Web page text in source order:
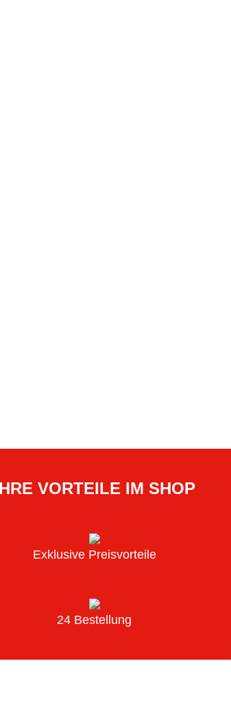
VORTEILE IM SHOP
Exklusive Preisvorteile
24 Bestellung